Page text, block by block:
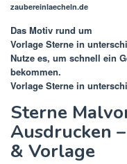
zaubereinlaecheln.de
Das Motiv rund um
Vorlage Sterne in
Nutze es, um schnell ein
bekommen.
Vorlage Sterne in
Sterne
Ausdrucken
& Vorlage